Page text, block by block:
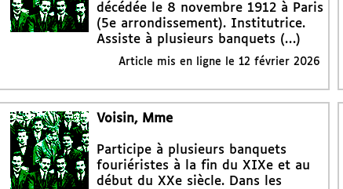
décédée le 8 novembre 1912 à Paris
(5e arrondissement). Institutrice.
Assiste à plusieurs banquets (…)
Article mis en ligne le 12 février 2026
Voisin, Mme
Participe à plusieurs banquets
fouriéristes à la fin du XIXe et au
début du XXe siècle. Dans les